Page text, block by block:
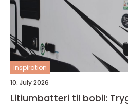
inspiration
10. July 2026
Litiumbatteri til bobil: